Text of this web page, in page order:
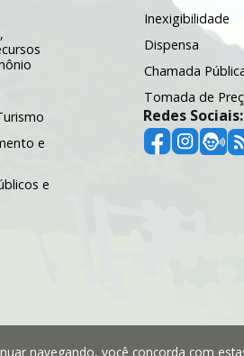
e
e
Inexigibilidade
Dispensa
Chamada
Tomada de
Redes Sociais:
navegando, você concorda com